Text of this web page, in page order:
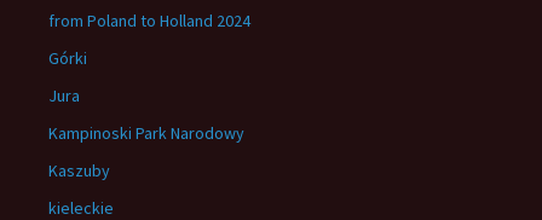
from Poland to Holland 2024
Górki
Jura
Kampinoski Park Narodowy
Kaszuby
kieleckie